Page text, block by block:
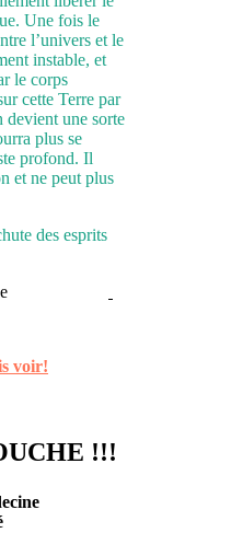
Une fois le
l’univers et le
instable, et
le corps
cette Terre par
une sorte
plus se
profond. Il
et ne peut plus
des esprits
delépine
voir!
!!!